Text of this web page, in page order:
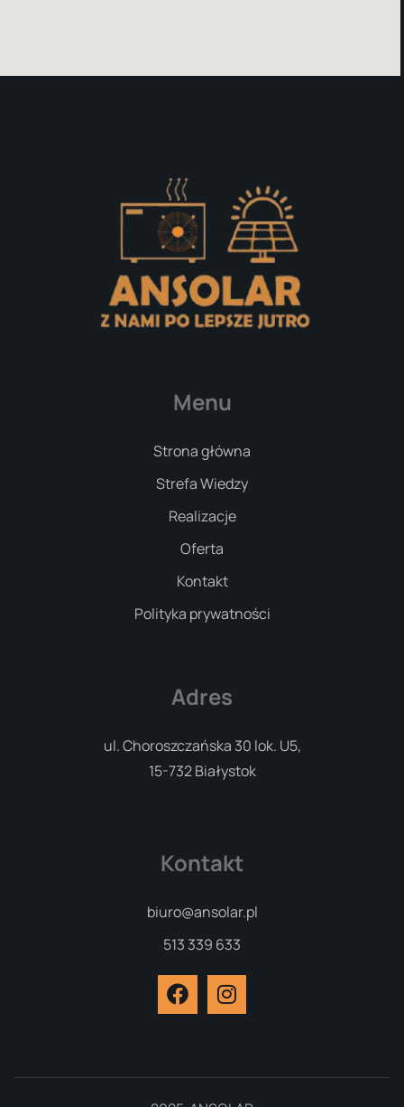
Menu
Strona główna
Strefa Wiedzy
Realizacje
Oferta
Kontakt
Polityka prywatności
Adres
ul. Choroszczańska 30 lok. U5,
15-732 Białystok
Kontakt
biuro@ansolar.pl
513 339 633